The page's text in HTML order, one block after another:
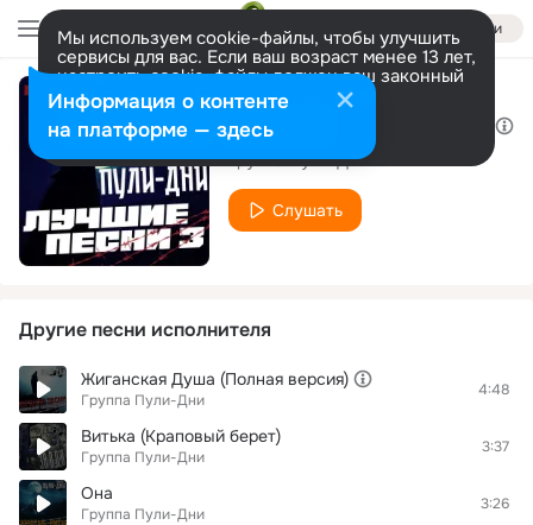
Войти
Мы используем cookie-файлы, чтобы улучшить
сервисы для вас. Если ваш возраст менее 13 лет,
настроить cookie-файлы должен ваш законный
представитель. Больше информации
Разрешить все Настроить
Группа Пули-Дни
Слушать
Другие песни исполнителя
Жиганская Душа (Полная версия)
Группа Пули-Дни
4:48
Витька (Краповый берет)
Группа Пули-Дни
3:37
Она
Группа Пули-Дни
3:26
Информация о контенте
на платформе — здесь